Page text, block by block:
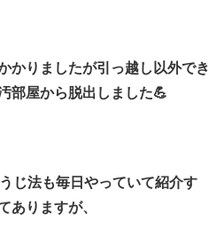
かりましたが引っ越し以外でき
部屋から脱出しました💪
じ法も毎日やっていて紹介す
ありますが、